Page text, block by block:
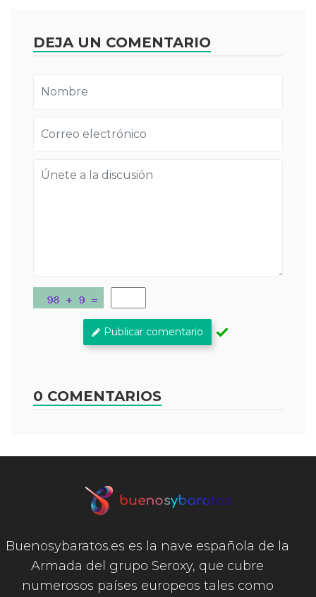
DEJA UN COMENTARIO
Publicar comentario
0 COMENTARIOS
Buenosybaratos.es es la nave española de la
Armada del grupo Seroxy, que cubre
numerosos países europeos tales como